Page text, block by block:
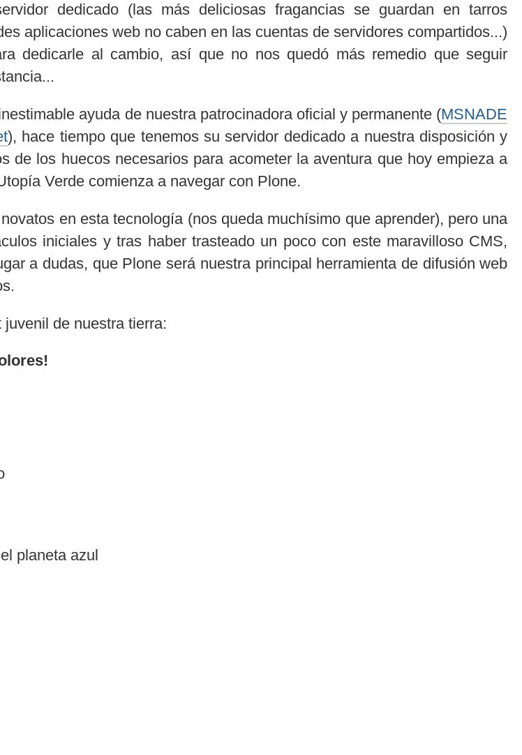
dedicado (las más deliciosas fragancias se guardan en tarros
aplicaciones web no caben en las cuentas de servidores compartidos...)
dedicarle al cambio, así que no nos quedó más remedio que seguir
ayuda de nuestra patrocinadora oficial y permanente (MSNADE
), hace tiempo que tenemos su servidor dedicado a nuestra disposición y
de los huecos necesarios para acometer la aventura que hoy empieza a
Verde comienza a navegar con Plone.
en esta tecnología (nos queda muchísimo que aprender), pero una
iniciales y tras haber trasteado un poco con este maravilloso CMS,
a dudas, que Plone será nuestra principal herramienta de difusión web
de nuestra tierra:
planeta azul